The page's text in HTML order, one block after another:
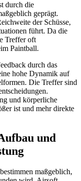
durch die
geprägt.
der Schüsse,
führt. Da die
Treffer oft
Paintball.
durch das
hohe Dynamik auf
Die Treffer sind
und körperliche
ist und mehr direkte
und
maßgeblich,